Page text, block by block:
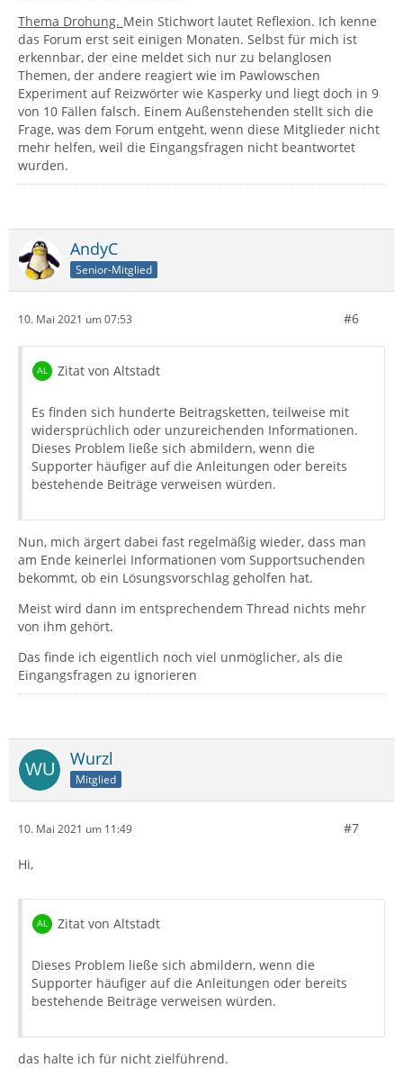
Thema Drohung. Mein Stichwort lautet Reflexion. Ich kenne
das Forum erst seit einigen Monaten. Selbst für mich ist
erkennbar, der eine meldet sich nur zu belanglosen
Themen, der andere reagiert wie im Pawlowschen
Experiment auf Reizwörter wie Kasperky und liegt doch in 9
von 10 Fällen falsch. Einem Außenstehenden stellt sich die
Frage, was dem Forum entgeht, wenn diese Mitglieder nicht
mehr helfen, weil die Eingangsfragen nicht beantwortet
wurden.
AndyC
Senior-Mitglied
10. Mai 2021 um 07:53 #6
Zitat von Altstadt
Es finden sich hunderte Beitragsketten, teilweise mit
widersprüchlich oder unzureichenden Informationen.
Dieses Problem ließe sich abmildern, wenn die
Supporter häufiger auf die Anleitungen oder bereits
bestehende Beiträge verweisen würden.
Nun, mich ärgert dabei fast regelmäßig wieder, dass man
am Ende keinerlei Informationen vom Supportsuchenden
bekommt, ob ein Lösungsvorschlag geholfen hat.
Meist wird dann im entsprechendem Thread nichts mehr
von ihm gehört.
Das finde ich eigentlich noch viel unmöglicher, als die
Eingangsfragen zu ignorieren
Wurzl
Mitglied
10. Mai 2021 um 11:49 #7
Hi,
Zitat von Altstadt
Dieses Problem ließe sich abmildern, wenn die
Supporter häufiger auf die Anleitungen oder bereits
bestehende Beiträge verweisen würden.
das halte ich für nicht zielführend.